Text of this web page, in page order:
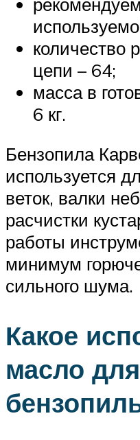
количество
цепи – 64;
масса в
6 кг.
Бензопила
используется
веток, валки
расчистки
работы
минимум
сильного шума.
Какое
масло